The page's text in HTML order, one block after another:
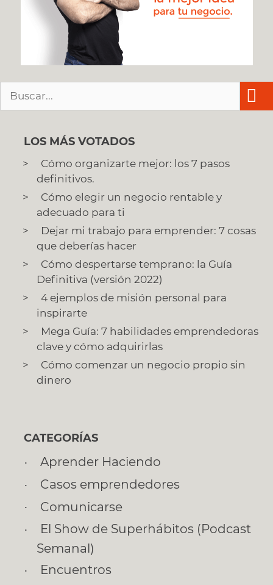
LOS MÁS VOTADOS
Cómo organizarte mejor: los 7 pasos
definitivos.
Cómo elegir un negocio rentable y
adecuado para ti
Dejar mi trabajo para emprender: 7 cosas
que deberías hacer
Cómo despertarse temprano: la Guía
Definitiva (versión 2022)
4 ejemplos de misión personal para
inspirarte
Mega Guía: 7 habilidades emprendedoras
clave y cómo adquirirlas
Cómo comenzar un negocio propio sin
dinero
CATEGORÍAS
Aprender Haciendo
Casos emprendedores
Comunicarse
El Show de Superhábitos (Podcast
Semanal)
Encuentros